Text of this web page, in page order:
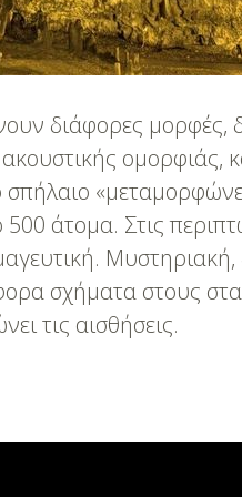
διάφορες μορφές,
ομορφιάς,
σπήλαιο
άτομα. Στις
σχήματα στους
τις αισθήσεις.
Για Νυφικό
Γάμος